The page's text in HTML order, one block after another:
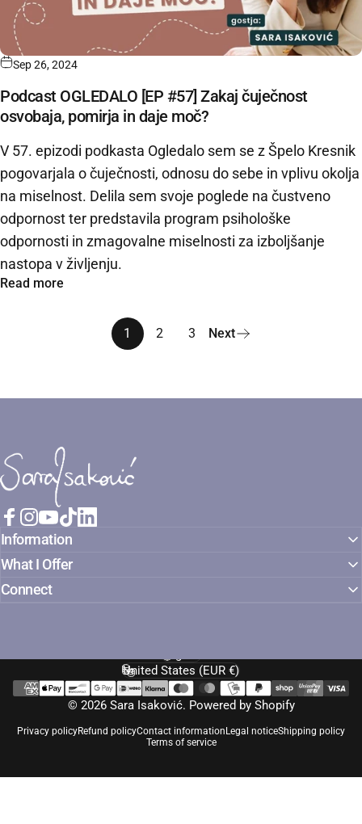
Sep 26, 2024
Podcast OGLEDALO [EP #57] Zakaj čuječnost
osvobaja, pomirja in daje moč?
V 57. epizodi podkasta Ogledalo sem se z Špelo Kresnik
pogovarjala o čuječnosti, odnosu do sebe in vplivu okolja
na miselnost. Delila sem svoje poglede na čustveno
odpornost ter predstavila program psihološke
odpornosti in zmagovalne miselnosti za izboljšanje
nastopa v življenju.
Read more
1 2 3 Next
Sara Isaković
Facebook
Instagram
YouTube
TikTok
Information
What I Offer
Connect
© 2026 Sara Isaković. Powered by Shopify
Privacy policyRefund policyContact informationLegal noticeShipping policy
Terms of service
Language
Country/region
United States (EUR €)